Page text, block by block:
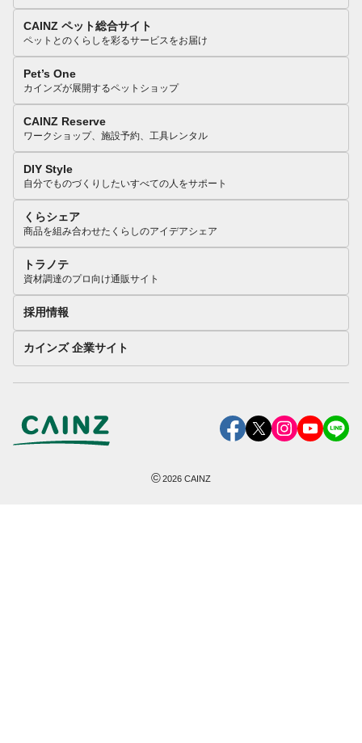
CAINZ ペット総合サイト
ペットとのくらしを彩るサービスをお届け
Pet’s One
カインズが展開するペットショップ
CAINZ Reserve
ワークショップ、施設予約、工具レンタル
DIY Style
自分でものづくりしたいすべての人をサポート
くらシェア
商品を組み合わせたくらしのアイデアシェア
トラノテ
資材調達のプロ向け通販サイト
採用情報
カインズ 企業サイト
©2026 CAINZ